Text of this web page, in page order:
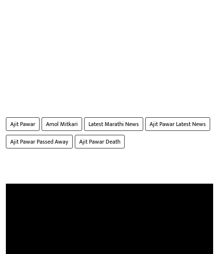
Ajit Pawar Amol Mitkari Latest Marathi News
Ajit Pawar Latest News
Ajit Pawar Passed Away
Ajit Pawar Death